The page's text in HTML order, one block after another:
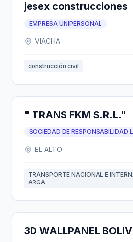
jesex construcciones
EMPRESA UNIPERSONAL
VIACHA
construcción civil
" TRANS FKM S.R.L."
SOCIEDAD DE RESPONSABILIDAD
EL ALTO
TRANSPORTE NACIONAL E
ARGA
3D WALLPANEL